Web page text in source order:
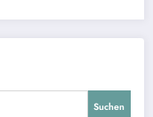
Suchen